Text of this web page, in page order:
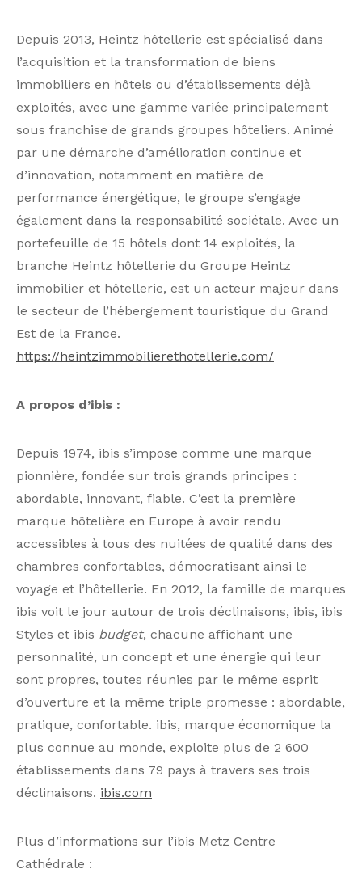
Depuis 2013, Heintz hôtellerie est spécialisé dans
l’acquisition et la transformation de biens
immobiliers en hôtels ou d’établissements déjà
exploités, avec une gamme variée principalement
sous franchise de grands groupes hôteliers. Animé
par une démarche d’amélioration continue et
d’innovation, notamment en matière de
performance énergétique, le groupe s’engage
également dans la responsabilité sociétale. Avec un
portefeuille de 15 hôtels dont 14 exploités, la
branche Heintz hôtellerie du Groupe Heintz
immobilier et hôtellerie, est un acteur majeur dans
le secteur de l’hébergement touristique du Grand
Est de la France.
https://heintzimmobilierethotellerie.com/
A propos d’ibis :
Depuis 1974, ibis s’impose comme une marque
pionnière, fondée sur trois grands principes :
abordable, innovant, fiable. C’est la première
marque hôtelière en Europe à avoir rendu
accessibles à tous des nuitées de qualité dans des
chambres confortables, démocratisant ainsi le
voyage et l’hôtellerie. En 2012, la famille de marques
ibis voit le jour autour de trois déclinaisons, ibis, ibis
Styles et ibis budget, chacune affichant une
personnalité, un concept et une énergie qui leur
sont propres, toutes réunies par le même esprit
d’ouverture et la même triple promesse : abordable,
pratique, confortable. ibis, marque économique la
plus connue au monde, exploite plus de 2 600
établissements dans 79 pays à travers ses trois
déclinaisons. ibis.com
Plus d’informations sur l’ibis Metz Centre
Cathédrale :